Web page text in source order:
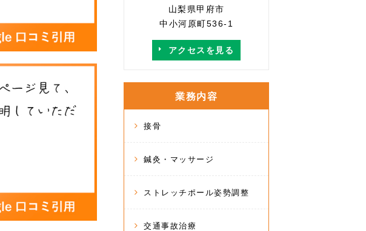
山梨県甲府市
中小河原町536-1
アクセスを見る
業務内容
接骨
鍼灸・マッサージ
ストレッチポール姿勢調整
交通事故治療